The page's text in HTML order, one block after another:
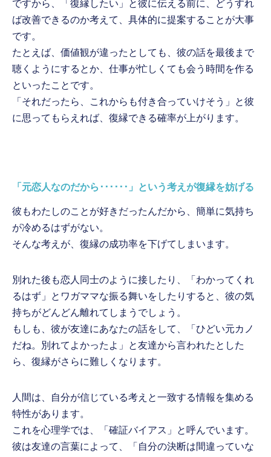
ですから、「復縁したい」と彼に伝える前に、どうすれ
ば改善できるのか考えて、具体的に提案することが大事
です。
たとえば、価値観が違ったとしても、彼の話を最後まで
聴くようにするとか、仕事が忙しくても会う時間を作る
といったことです。
「それだったら、これからも付き合っていけそう」と彼
に思ってもらえれば、復縁できる確率が上がります。
「元恋人なのだから･･････」という考えが復縁を妨げる
彼もわたしのことが好きだったんだから、簡単に気持ち
が冷めるはずがない。
そんな考えが、復縁の成功率を下げてしまいます。
別れた後も恋人同士のように接したり、「わかってくれ
るはず」とワガママな振る舞いをしたりすると、彼の気
持ちがどんどん離れてしまうでしょう。
もしも、彼が友達にあなたの話をして、「ひどい元カノ
だね。別れてよかったよ」と友達から言われたとした
ら、復縁がさらに難しくなります。
人間は、自分が信じている考えと一致する情報を集める
特性があります。
これを心理学では、「確証バイアス」と呼んでいます。
彼は友達の言葉によって、「自分の決断は間違っていな